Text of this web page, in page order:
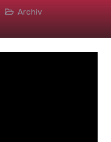
Archiv